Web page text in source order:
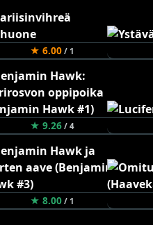
★ 6.00/ 1
★ 9.26/ 4
★ 8.00/ 1